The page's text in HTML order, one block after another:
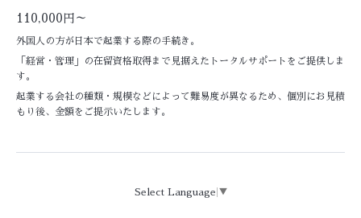
110,000円～
外国人の方が日本で起業する際の手続き。
「経営・管理」の在留資格取得まで見据えたトータルサポートをご提供しま
す。
起業する会社の種類・規模などによって難易度が異なるため、個別にお見積
もり後、金額をご提示いたします。
Select Language ▼